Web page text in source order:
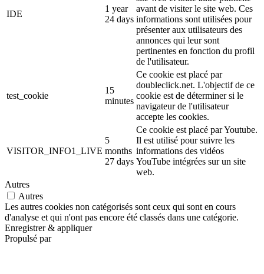
IDE
1 year
24 days
avant de visiter le site web. Ces
informations sont utilisées pour
présenter aux utilisateurs des
annonces qui leur sont
pertinentes en fonction du profil
de l'utilisateur.
test_cookie
15
minutes
Ce cookie est placé par
doubleclick.net. L'objectif de ce
cookie est de déterminer si le
navigateur de l'utilisateur
accepte les cookies.
VISITOR_INFO1_LIVE
5
months
27 days
Ce cookie est placé par Youtube.
Il est utilisé pour suivre les
informations des vidéos
YouTube intégrées sur un site
web.
Autres
Autres
Les autres cookies non catégorisés sont ceux qui sont en cours
d'analyse et qui n'ont pas encore été classés dans une catégorie.
Enregistrer & appliquer
Propulsé par